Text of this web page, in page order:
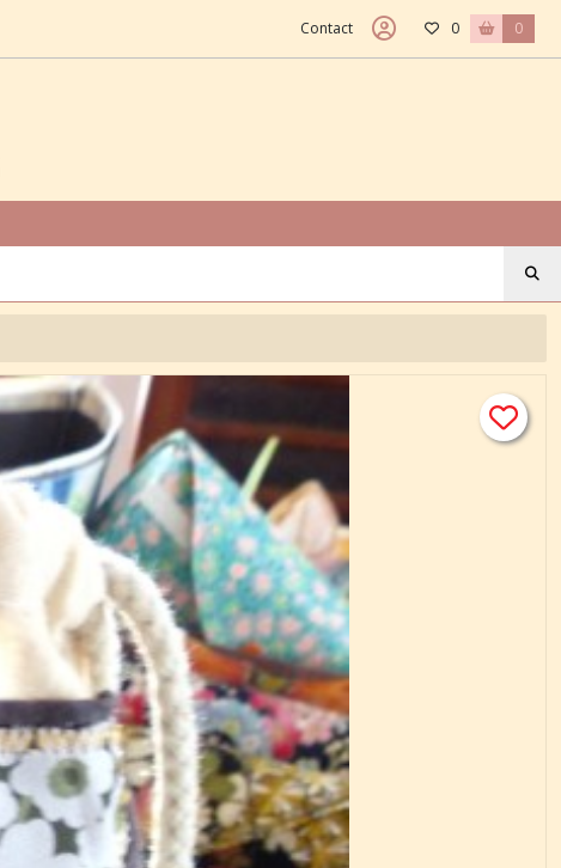
Contact 0 0